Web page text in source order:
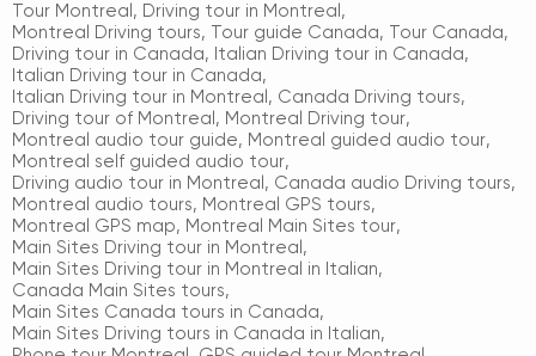
Tour Montreal, Driving tour in Montreal,
Montreal Driving tours, Tour guide Canada, Tour Canada,
Driving tour in Canada, Italian Driving tour in Canada,
Italian Driving tour in Canada,
Italian Driving tour in Montreal, Canada Driving tours,
Driving tour of Montreal, Montreal Driving tour,
Montreal audio tour guide, Montreal guided audio tour,
Montreal self guided audio tour,
Driving audio tour in Montreal, Canada audio Driving tours,
Montreal audio tours, Montreal GPS tours,
Montreal GPS map, Montreal Main Sites tour,
Main Sites Driving tour in Montreal,
Main Sites Driving tour in Montreal in Italian,
Canada Main Sites tours,
Main Sites Canada tours in Canada,
Main Sites Driving tours in Canada in Italian,